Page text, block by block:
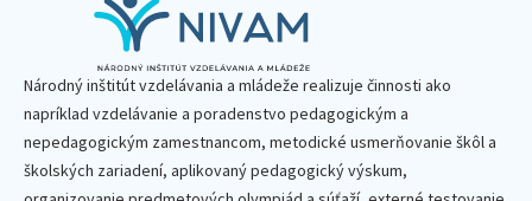
Národný inštitút vzdelávania a mládeže realizuje činnosti ako
napríklad vzdelávanie a poradenstvo pedagogickým a
nepedagogickým zamestnancom, metodické usmerňovanie škôl a
školských zariadení, aplikovaný pedagogický výskum,